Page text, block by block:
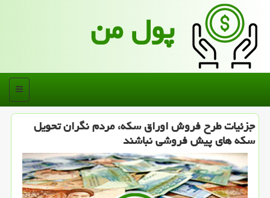
پول من
منو
جزئیات طرح فروش اوراق سكه، مردم نگران تحویل
سكه های پیش فروشی نباشند